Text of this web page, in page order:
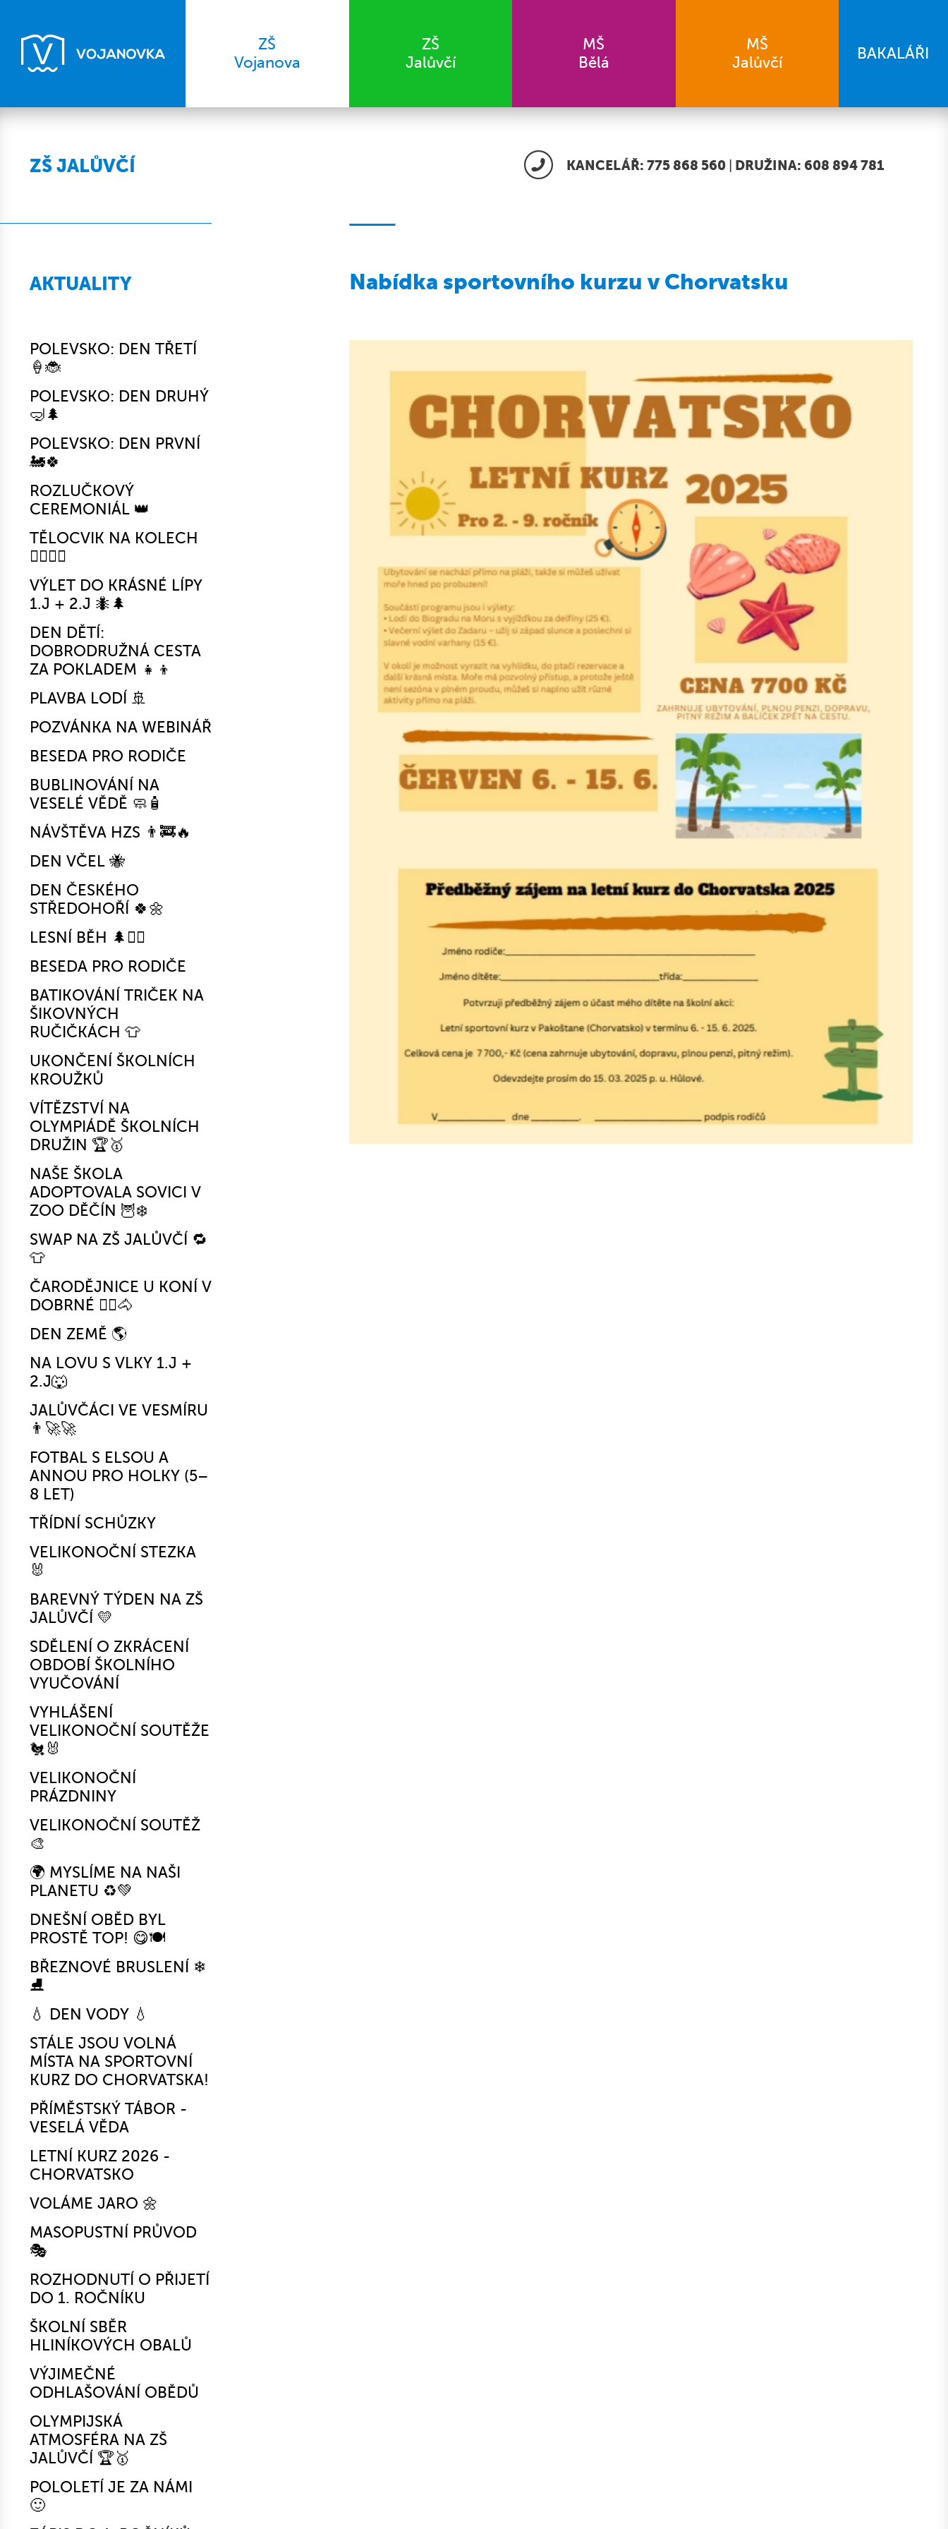
ZŠ
Vojanova
ZŠ
Jalůvčí
MŠ
Bělá
MŠ
Jalůvčí
BAKALÁŘI
ZŠ JALŮVČÍ
AKTUALITY
POLEVSKO: DEN TŘETÍ
🍦🐞
POLEVSKO: DEN DRUHÝ
🤿🌲
POLEVSKO: DEN PRVNÍ
🚂🍀
ROZLUČKOVÝ
CEREMONIÁL 👑
TĚLOCVIK NA KOLECH
🚴‍♀️🤸‍♂️
VÝLET DO KRÁSNÉ LÍPY
1.J + 2.J 🐜🌲
DEN DĚTÍ:
DOBRODRUŽNÁ CESTA
ZA POKLADEM 👧👦
PLAVBA LODÍ 🚢
POZVÁNKA NA WEBINÁŘ
BESEDA PRO RODIČE
BUBLINOVÁNÍ NA
VESELÉ VĚDĚ 🧼🧴
NÁVŠTĚVA HZS 👨‍🚒🔥
DEN VČEL 🐝
DEN ČESKÉHO
STŘEDOHOŘÍ 🍀🌼
LESNÍ BĚH 🌲🏃‍♀️
BESEDA PRO RODIČE
BATIKOVÁNÍ TRIČEK NA
ŠIKOVNÝCH
RUČIČKÁCH 👕
UKONČENÍ ŠKOLNÍCH
KROUŽKŮ
VÍTĚZSTVÍ NA
OLYMPIÁDĚ ŠKOLNÍCH
DRUŽIN 🏆🥇
NAŠE ŠKOLA
ADOPTOVALA SOVICI V
ZOO DĚČÍN 🦉❄️
SWAP NA ZŠ JALŮVČÍ 🔁
👕
ČARODĚJNICE U KONÍ V
DOBRNÉ 🧙‍♀️🐴
DEN ZEMĚ 🌎
NA LOVU S VLKY 1.J +
2.J🐺
JALŮVČÁCI VE VESMÍRU
👨‍🚀🚀
FOTBAL S ELSOU A
ANNOU PRO HOLKY (5–
8 LET)
TŘÍDNÍ SCHŮZKY
VELIKONOČNÍ STEZKA
🐰
BAREVNÝ TÝDEN NA ZŠ
JALŮVČÍ 💛
SDĚLENÍ O ZKRÁCENÍ
OBDOBÍ ŠKOLNÍHO
VYUČOVÁNÍ
VYHLÁŠENÍ
VELIKONOČNÍ SOUTĚŽE
🐔🐰
VELIKONOČNÍ
PRÁZDNINY
VELIKONOČNÍ SOUTĚŽ
🎨
🌍 MYSLÍME NA NAŠI
PLANETU ♻️💚
DNEŠNÍ OBĚD BYL
PROSTĚ TOP! 😋🍽️
BŘEZNOVÉ BRUSLENÍ ❄
⛸
💧 DEN VODY 💧
STÁLE JSOU VOLNÁ
MÍSTA NA SPORTOVNÍ
KURZ DO CHORVATSKA!
PŘÍMĚSTSKÝ TÁBOR -
VESELÁ VĚDA
LETNÍ KURZ 2026 -
CHORVATSKO
VOLÁME JARO 🌼
MASOPUSTNÍ PRŮVOD
🎭
ROZHODNUTÍ O PŘIJETÍ
DO 1. ROČNÍKU
ŠKOLNÍ SBĚR
HLINÍKOVÝCH OBALŮ
VÝJIMEČNÉ
ODHLAŠOVÁNÍ OBĚDŮ
OLYMPIJSKÁ
ATMOSFÉRA NA ZŠ
JALŮVČÍ 🏆🥇
POLOLETÍ JE ZA NÁMI
🙂
KANCELÁŘ: 775 868 560 DRUŽINA: 608 894 781
Nabídka sportovního kurzu v Chorvatsku